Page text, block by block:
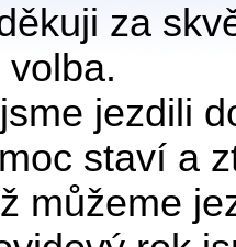
za
volba.
jezdili
staví a
můžeme